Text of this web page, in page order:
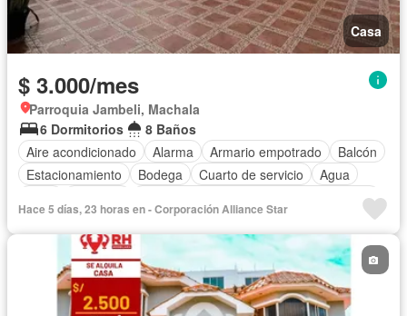
Casa
$ 3.000/mes
Parroquia Jambeli, Machala
6 Dormitorios
8 Baños
Aire acondicionado
Alarma Armario empotrado
Balcón
Estacionamiento
Bodega Cuarto de servicio
Agua
Acceso para personas con discapacidad
Jardín
Parrilla Garita de guardianía
Seguridad
Sin amoblar
Hace 5 días, 23 horas en - Corporación Alliance Star